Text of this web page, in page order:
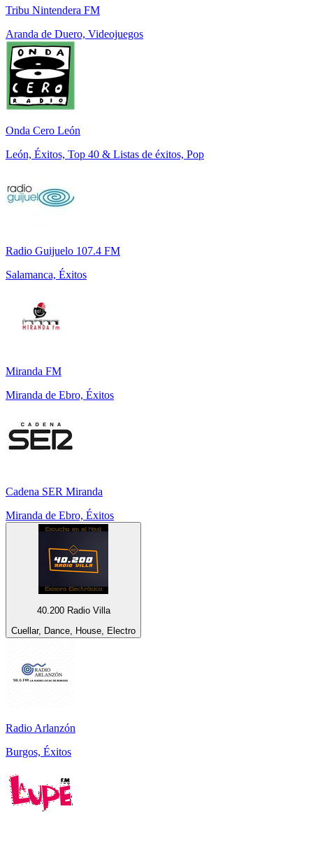
Tribu Nintendera FM
Aranda de Duero, Videojuegos
Onda Cero León
León, Éxitos, Top 40 & Listas de éxitos, Pop
Radio Guijuelo 107.4 FM
Salamanca, Éxitos
Miranda FM
Miranda de Ebro, Éxitos
Cadena SER Miranda
Miranda de Ebro, Éxitos
40.200 Radio Villa
Cuellar, Dance, House, Electro
Radio Arlanzón
Burgos, Éxitos